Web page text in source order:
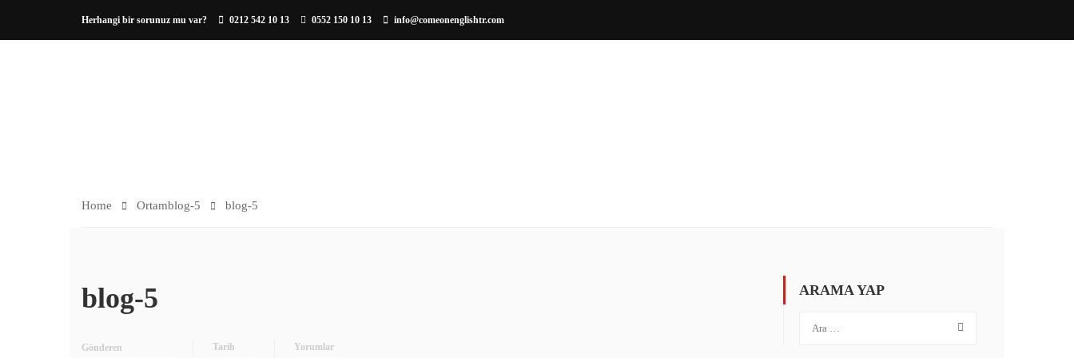
Herhangi bir sorunuz mu var? 0212 542 10 13 0552 150 10 13 info@comeonenglishtr.com
Home Ortamblog-5 blog-5
blog-5
Gönderen
Tarih
Yorumlar
ARAMA YAP